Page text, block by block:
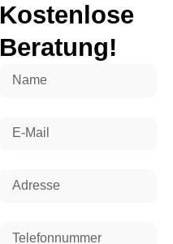
Kostenlose
Beratung!
Mail